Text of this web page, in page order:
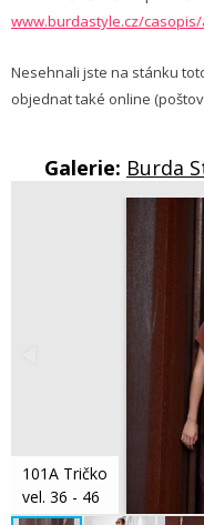
www.burdastyle.cz/
Nesehnali jste na stánku
objednat také online
Galerie: Burda
101A Tričko
vel. 36 - 46